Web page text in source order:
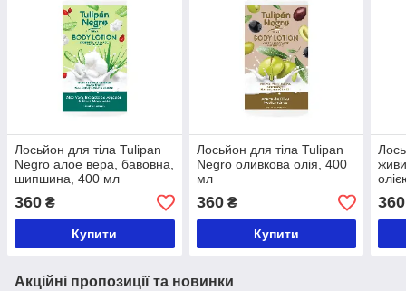
Лосьйон для тіла Tulipan
Negro алое вера, бавовна,
шипшина, 400 мл
360 ₴
Купити
Лосьйон для тіла Tulipan
Negro оливкова олія, 400
мл
360₴
Купити
мл
360
Акційні пропозиції та новинки